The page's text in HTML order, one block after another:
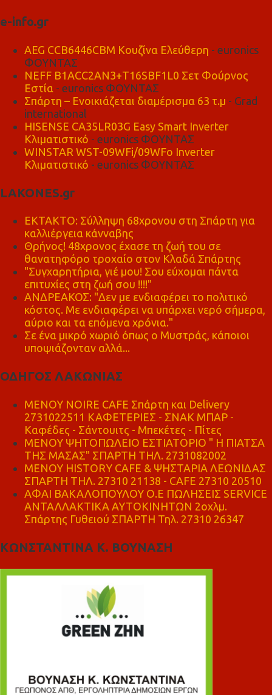
e-info.gr
AEG CCB6446CBM Κουζίνα Ελεύθερη - euronics
ΦΟΥΝΤΑΣ
NEFF B1ACC2AN3+T16SBF1L0 Σετ Φούρνος
Εστία - euronics ΦΟΥΝΤΑΣ
Σπάρτη – Ενοικιάζεται διαμέρισμα 63 τ.μ - Grad
international
HISENSE CA35LR03G Easy Smart Inverter
Κλιματιστικό - euronics ΦΟΥΝΤΑΣ
WINSTAR WST-09WFi/09WFo Inverter
Κλιματιστικό - euronics ΦΟΥΝΤΑΣ
LAKONES.gr
ΕΚΤΑΚΤΟ: Σύλληψη 68χρονου στη Σπάρτη για
καλλιέργεια κάνναβης
Θρήνος! 48χρονος έχασε τη ζωή του σε
θανατηφόρο τροχαίο στον Κλαδά Σπάρτης
"Συγχαρητήρια, γιέ μου! Σου εύχομαι πάντα
επιτυχίες στη ζωή σου !!!!"
ΑΝΔΡΕΑΚΟΣ: "Δεν με ενδιαφέρει το πολιτικό
κόστος. Με ενδιαφέρει να υπάρχει νερό σήμερα,
αύριο και τα επόμενα χρόνια."
Σε ένα μικρό χωριό όπως ο Μυστράς, κάποιοι
υποψιάζονταν αλλά...
ΟΔΗΓΟΣ ΛΑΚΩΝΙΑΣ
MENOY NOIRE CAFE Σπάρτη και Delivery
2731022511 ΚΑΦΕΤΕΡΙΕΣ - ΣΝΑΚ ΜΠΑΡ -
Καφέδες - Σάντουιτς - Μπεκέτες - Πίτες
ΜΕΝΟΥ ΨΗΤΟΠΩΛΕΙΟ ΕΣΤΙΑΤΟΡΙΟ " Η ΠΙΑΤΣΑ
ΤΗΣ ΜΑΣΑΣ" ΣΠΑΡΤΗ ΤΗΛ. 2731082002
ΜΕΝΟΥ HISTORY CAFE & ΨΗΣΤΑΡΙΑ ΛΕΩΝΙΔΑΣ
ΣΠΑΡΤΗ ΤΗΛ. 27310 21138 - CAFE 27310 20510
ΑΦΑΙ ΒΑΚΑΛΟΠΟΥΛΟΥ Ο.Ε ΠΩΛΗΣΕΙΣ SERVICE
ΑΝΤΑΛΛΑΚΤΙΚΑ ΑΥΤΟΚΙΝΗΤΩΝ 2οχλμ.
Σπάρτης Γυθειού ΣΠΑΡΤΗ Τηλ. 27310 26347
ΚΩΝΣΤΑΝΤΙΝΑ Κ. ΒΟΥΝΑΣΗ